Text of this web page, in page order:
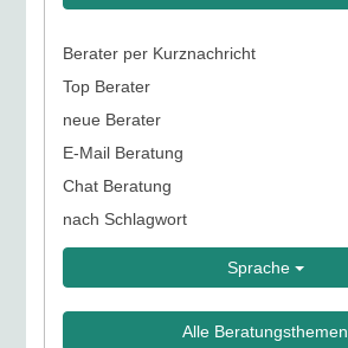
Berater per Kurznachricht
Top Berater
neue Berater
E-Mail Beratung
Chat Beratung
nach Schlagwort
Sprache
Alle Beratungsthemen